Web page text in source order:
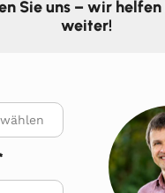
Sie uns – wir
weiter!